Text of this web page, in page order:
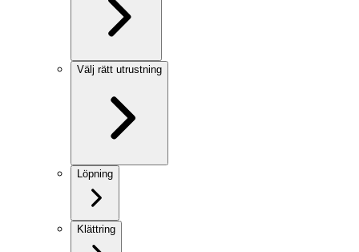
Välj rätt utrustning
Löpning
Klättring